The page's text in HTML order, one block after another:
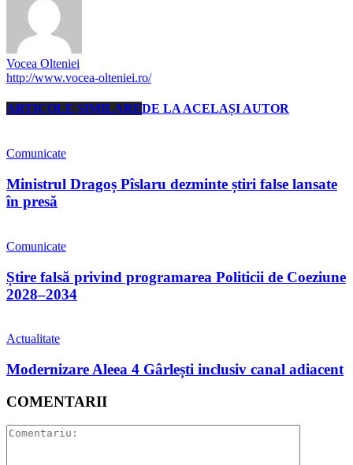
Vocea Olteniei
http://www.vocea-olteniei.ro/
ARTICOLE SIMILAREDE LA ACELAȘI AUTOR
Comunicate
Ministrul Dragoș Pîslaru dezminte știri false lansate
în presă
Comunicate
Știre falsă privind programarea Politicii de Coeziune
2028–2034
Actualitate
Modernizare Aleea 4 Gârlești inclusiv canal adiacent
COMENTARII